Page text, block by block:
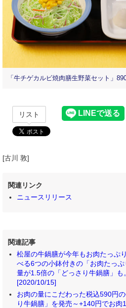
「牛チゲカルビ焼肉膳生野菜セット」
リスト
[古川 敦]
関連リンク
ニュースリリース
関連記事
松屋の牛鍋膳が今年もお肉たっぷ
べる6つの小鉢付きの「お肉たっ
量が1.5倍の「どっさり牛鍋膳」
[2020/10/15]
お肉の量にこだわった税込590円
り牛鍋膳」を発売～+140円でお